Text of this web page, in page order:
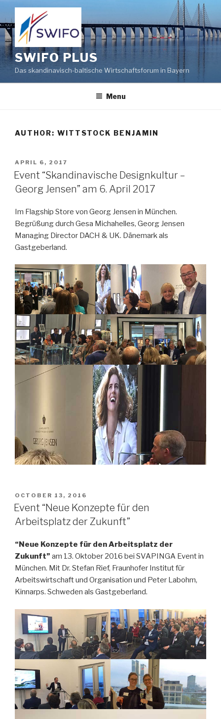
to
content
SWIFO PLUS
Das skandinavisch-baltische Wirtschaftsforum in Bayern
Menu
AUTHOR: WITTSTOCK BENJAMIN
POSTED
ON
APRIL 6, 2017
Event “Skandinavische Designkultur –
Georg Jensen” am 6. April 2017
Im Flagship Store von Georg Jensen in München.
Begrüßung durch Gesa Michahelles, Georg Jensen
Managing Director DACH & UK. Dänemark als
Gastgeberland.
POSTED
ON
OCTOBER 13, 2016
Event “Neue Konzepte für den
Arbeitsplatz der Zukunft”
“Neue Konzepte für den Arbeitsplatz der
Zukunft” am 13. Oktober 2016 bei SVAPINGA Event in
München. Mit Dr. Stefan Rief, Fraunhofer Institut für
Arbeitswirtschaft und Organisation und Peter Labohm,
Kinnarps. Schweden als Gastgeberland.